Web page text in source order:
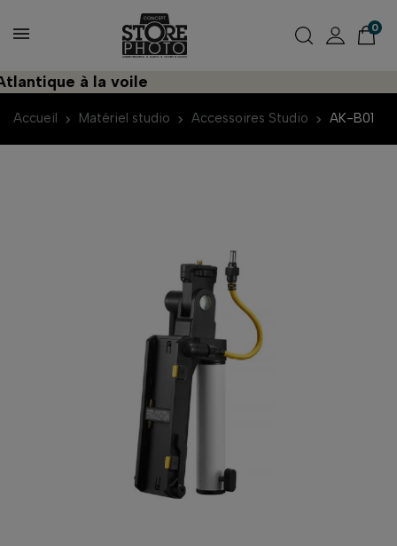
0
à la voile
Accueil Matériel studio Accessoires Studio AK-B01